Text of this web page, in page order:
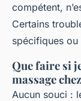
compétent,
Certains
spécifiques
Que faire si
massage
Aucun souci :